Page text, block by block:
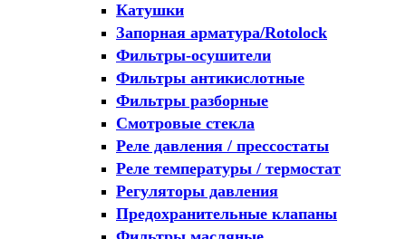
Катушки
Запорная арматура/Rotolock
Фильтры-осушители
Фильтры антикислотные
Фильтры разборные
Смотровые стекла
Реле давления / прессостаты
Реле температуры / термостат
Регуляторы давления
Предохранительные клапаны